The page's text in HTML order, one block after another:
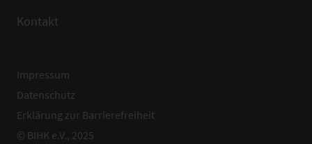
Kontakt
Impressum
Datenschutz
Erklärung zur Barrierefreiheit
© BIHK e.V., 2025